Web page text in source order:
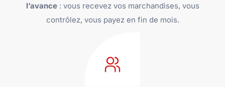
l’avance: vous recevez vos marchandises, vous
contrôlez, vous payez en fin de mois.